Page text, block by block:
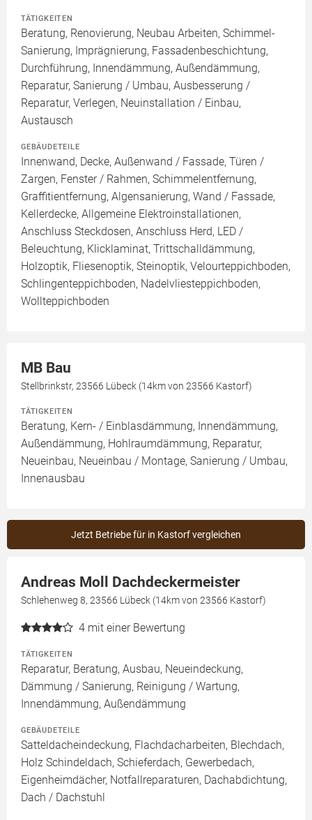
TÄTIGKEITEN
Beratung, Renovierung, Neubau Arbeiten, Schimmel-
Sanierung, Imprägnierung, Fassadenbeschichtung,
Durchführung, Innendämmung, Außendämmung,
Reparatur, Sanierung / Umbau, Ausbesserung /
Reparatur, Verlegen, Neuinstallation / Einbau,
Austausch
GEBÄUDETEILE
Innenwand, Decke, Außenwand / Fassade, Türen /
Zargen, Fenster / Rahmen, Schimmelentfernung,
Graffitientfernung, Algensanierung, Wand / Fassade,
Kellerdecke, Allgemeine Elektroinstallationen,
Anschluss Steckdosen, Anschluss Herd, LED /
Beleuchtung, Klicklaminat, Trittschalldämmung,
Holzoptik, Fliesenoptik, Steinoptik, Velourteppichboden,
Schlingenteppichboden, Nadelvliesteppichboden,
Wollteppichboden
MB Bau
Stellbrinkstr, 23566 Lübeck (14km von 23566 Kastorf)
TÄTIGKEITEN
Beratung, Kern- / Einblasdämmung, Innendämmung,
Außendämmung, Hohlraumdämmung, Reparatur,
Neueinbau, Neueinbau / Montage, Sanierung / Umbau,
Innenausbau
Jetzt Betriebe für in Kastorf vergleichen
Andreas Moll Dachdeckermeister
Schlehenweg 8, 23566 Lübeck (14km von 23566 Kastorf)
4 mit einer Bewertung
TÄTIGKEITEN
Reparatur, Beratung, Ausbau, Neueindeckung,
Dämmung / Sanierung, Reinigung / Wartung,
Innendämmung, Außendämmung
GEBÄUDETEILE
Satteldacheindeckung, Flachdacharbeiten, Blechdach,
Holz Schindeldach, Schieferdach, Gewerbedach,
Eigenheimdächer, Notfallreparaturen, Dachabdichtung,
Dach / Dachstuhl